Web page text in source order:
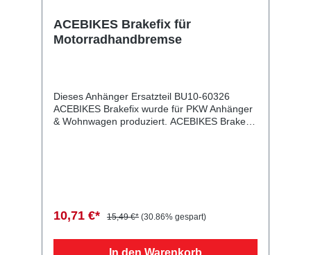
ACEBIKES Brakefix für
Motorradhandbremse
Dieses Anhänger Ersatzteil BU10-60326
ACEBIKES Brakefix wurde für PKW Anhänger
& Wohnwagen produziert. ACEBIKES Brakefix
10,71 €* 15,49 €* (30.86% gespart)